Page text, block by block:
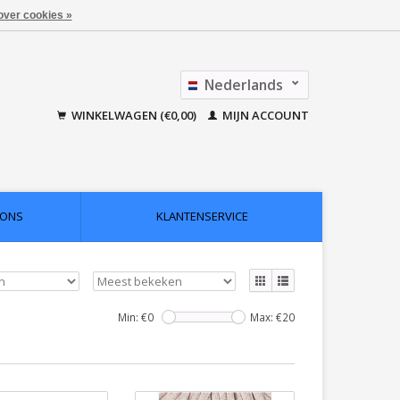
Nederlands
Français
WINKELWAGEN (€0,00) MIJN ACCOUNT
KLANTENSERVICE
Min: €0 Max: €20
cookies »